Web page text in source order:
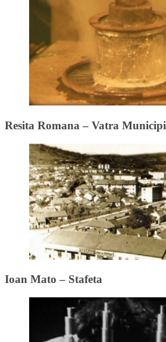
Resita Romana – Vatra
Ioan Mato – Stafeta